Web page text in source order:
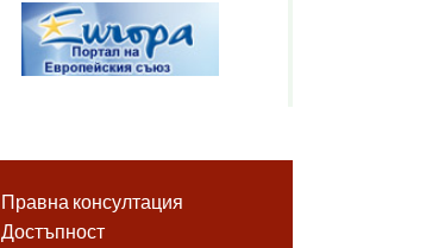
Правна консултация
Достъпност